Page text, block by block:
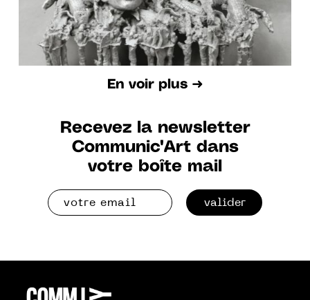
En voir plus ➜
Recevez la newsletter
Communic'Art dans
votre boîte mail
valider